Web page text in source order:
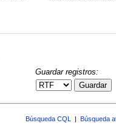
Guardar registros:
Guardar
Búsqueda CQL Búsqueda